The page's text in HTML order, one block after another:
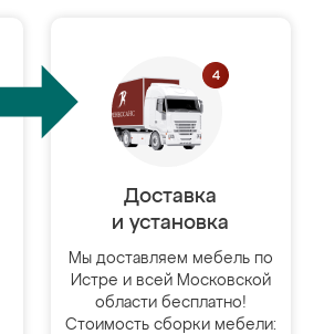
Доставка
и установка
Мы доставляем мебель по
Истре и всей Московской
области бесплатно!
Стоимость сборки мебели: